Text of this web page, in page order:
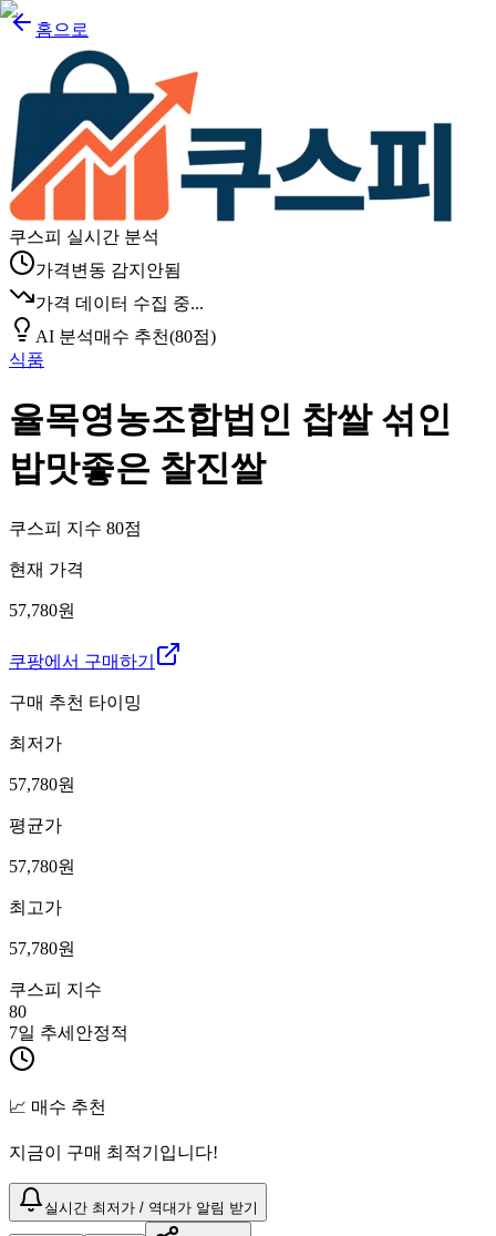
홈으로
쿠스피 실시간 분석
가격변동 감지안됨
가격 데이터 수집 중...
AI 분석매수 추천(80점)
식품
율목영농조합법인 찹쌀 섞인
밥맛좋은 찰진쌀
쿠스피 지수 80점
현재 가격
57,780원
쿠팡에서 구매하기
구매 추천 타이밍
최저가
57,780원
평균가
57,780원
최고가
57,780원
쿠스피 지수
80
7일 추세 안정적
📈 매수 추천
지금이 구매 최적기입니다!
실시간 최저가 / 역대가 알림 받기